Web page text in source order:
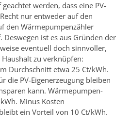
werden, dass eine PV-
nur entweder auf den
den Wärmepumpenzähler
Deswegen ist es aus Gründen der
eventuell doch sinnvoller,
zu verknüpfen:
Durchschnitt etwa 25 Ct/kWh.
die PV-Eigenerzeugung bleiben
kann. Wärmepumpen-
Minus Kosten
ein Vorteil von 10 Ct/kWh.